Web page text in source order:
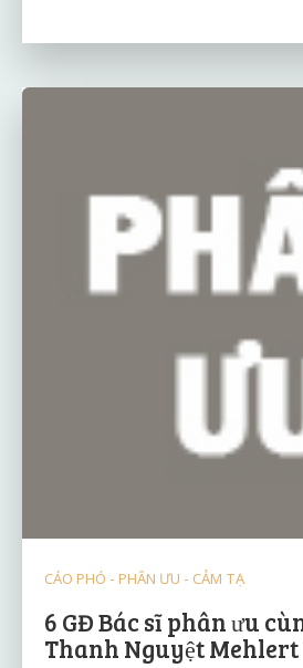
CÁO PHÓ - PHÂN ƯU - CẢM TẠ
6 GĐ Bác sĩ phân ưu
Thanh Nguyệt Mehlert